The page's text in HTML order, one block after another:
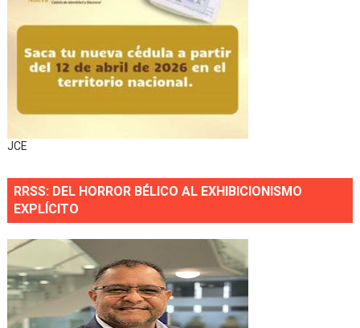
JCE
RRSS: DEL HORROR BÉLICO AL EXHIBICIONISMO
EXPLÍCITO